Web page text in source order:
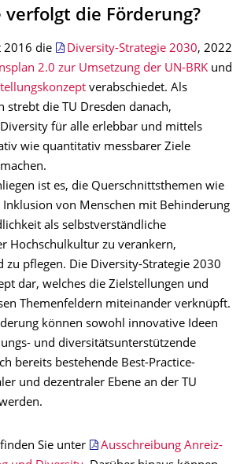
verfolgt die Förderung?
2016 die Diversity-Strategie 2030, 2022
2.0 zur Umsetzung der UN-BRKund
verabschiedet. Als
strebt die TU Dresden danach,
für alle erlebbar und mittels
wie quantitativ messbarer Ziele
ist es, die Querschnittsthemen wie
Inklusion von Menschen mit Behinderung
als selbstverständliche
Hochschulkultur zu verankern,
zu pflegen. Die Diversity-Strategie 2030
dar, welches die Zielstellungen und
Themenfeldern miteinander verknüpft.
können sowohl innovative Ideen
und diversitätsunterstützende
bereits bestehende Best-Practice-
und dezentraler Ebene an der TU
Sie unter
Ausschreibung Anreiz-